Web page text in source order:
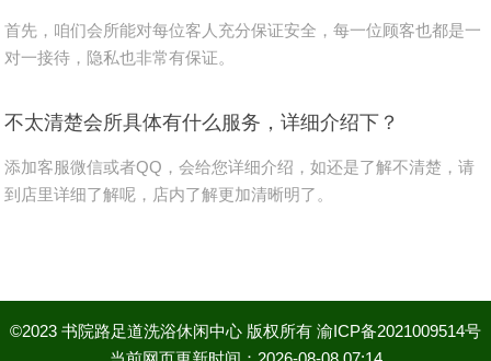
首先，咱们会所能对每位客人充分保证安全，每一位顾客也都是一
对一接待，隐私也非常有保证。
不太清楚会所具体有什么服务，详细介绍下？
添加客服微信或者QQ，会给您详细介绍，如还是了解不清楚，请
到店里详细了解呢，店内了解更加清晰明了。
©2023 书院路足道洗浴休闲中心 版权所有 渝ICP备2021009514号